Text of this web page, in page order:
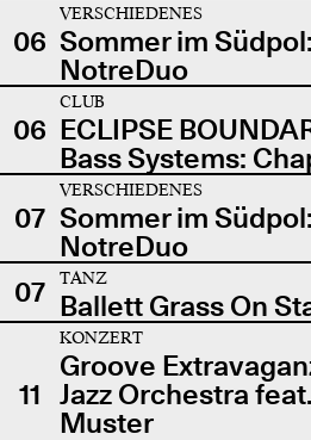
06
VERSCHIEDENES
Sommer im
NotreDuo
06
CLUB
ECLIPSE
Bass Systems:
07
VERSCHIEDENES
Sommer im
NotreDuo
07
TANZ
Ballett Grass On
11
KONZERT
Groove
Jazz Orchestra
Muster